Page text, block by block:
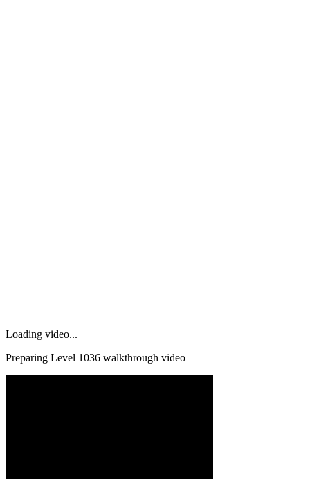
Loading video...
Preparing Level 1036 walkthrough video